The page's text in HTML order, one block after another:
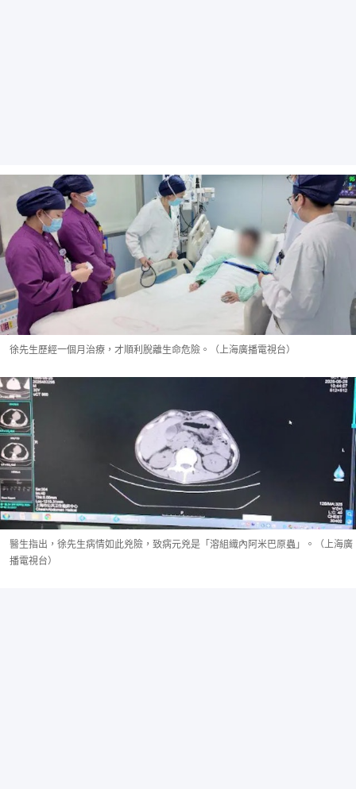
徐先生歷經一個月治療，才順利脫離生命危險。（上海廣播電視台）
醫生指出，徐先生病情如此兇險，致病元兇是「溶組織內阿米巴原蟲」。（上海廣
播電視台）